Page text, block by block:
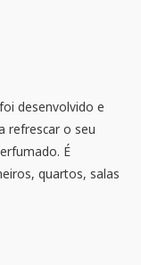
desenvolvido e
refrescar o seu
É
quartos, salas